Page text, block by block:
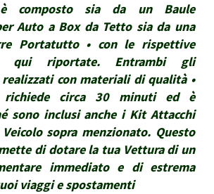
composto sia da un Baule
Auto a Box da Tetto sia da una
Portatutto • con le rispettive
qui riportate. Entrambi gli
realizzati con materiali di qualità •
richiede circa 30 minuti ed è
sono inclusi anche i Kit Attacchi
sopra menzionato. Questo
di dotare la tua Vettura di un
immediato e di estrema
viaggi e spostamenti